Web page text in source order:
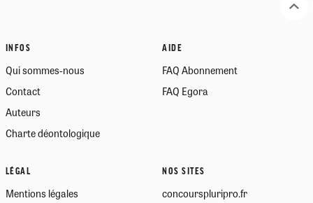
INFOS
Qui sommes-nous
Contact
Auteurs
Charte déontologique
AIDE
FAQ Abonnement
FAQ Egora
LÉGAL
Mentions légales
NOS SITES
concourspluripro.fr